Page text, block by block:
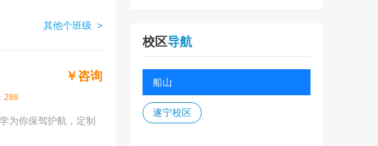
其他个班级 >
￥咨询
288
为你保驾护航，定制
校区导航
船山
遂宁校区